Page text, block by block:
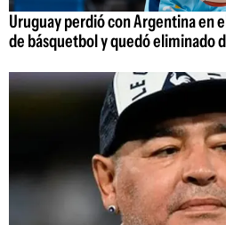
Uruguay perdió con Argentina en
de básquetbol y quedó eliminado